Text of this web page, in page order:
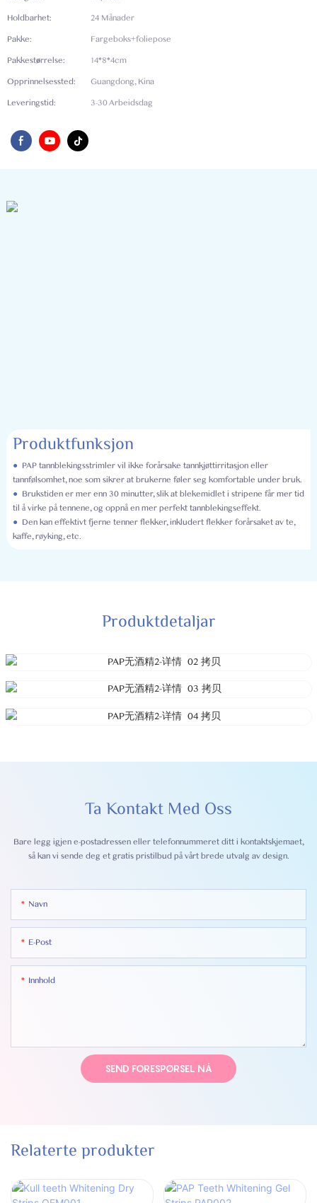
Holdbarhet: 24 Månader
Pakke: Fargeboks+foliepose
Pakkestørrelse: 14*8*4cm
Opprinnelsessted: Guangdong, Kina
Leveringstid: 3-30 Arbeidsdag
Produktfunksjon
● PAP tannblekingsstrimler vil ikke forårsake tannkjøttirritasjon eller
tannfølsomhet, noe som sikrer at brukerne føler seg komfortable under bruk.
● Brukstiden er mer enn 30 minutter, slik at blekemidlet i stripene får mer tid
til å virke på tennene, og oppnå en mer perfekt tannblekingseffekt.
● Den kan effektivt fjerne tenner flekker, inkludert flekker forårsaket av te,
kaffe, røyking, etc.
Produktdetaljar
Ta Kontakt Med Oss
Bare legg igjen e-postadressen eller telefonnummeret ditt i kontaktskjemaet,
så kan vi sende deg et gratis pristilbud på vårt brede utvalg av design.
Navn
E-Post
Innhold
SEND FORESPØRSEL NÅ
Relaterte produkter